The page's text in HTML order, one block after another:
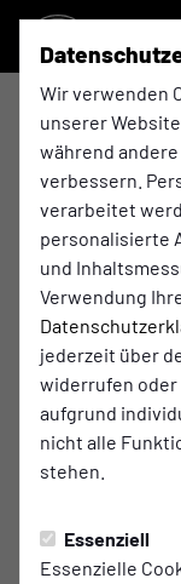
Wir verwenden
unserer
während
verbessern.
verarbeitet
personalisierte
und
Verwendung
jederzeit über
widerrufen oder
aufgrund
nicht alle
stehen.
Essenziell
Essenzielle
U12
Übersicht
Trainer